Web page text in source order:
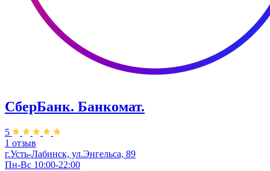
СберБанк. Банкомат.
5
1 отзыв
г.Усть-Лабинск, ул.​Энгельса, 89
Пн-Вс 10:00-22:00